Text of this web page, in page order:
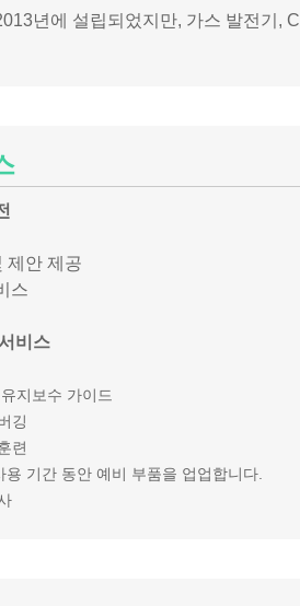
년에 설립되었지만, 가스 발전기,
제안 제공
스
비스
지보수 가이드
깅
련
용 기간 동안 예비 부품을 업업합니다.